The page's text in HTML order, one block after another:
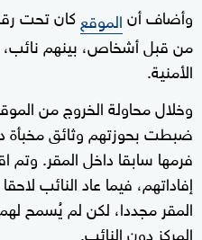
وأضاف أنالموقعكان تحت
من قبل أشخاص، بينهم نائب،
الأمنية.
وخلال محاولة الخروج من
ضبطت بحوزتهم وثائق مخبأة
فرمها سابقا داخل المقر. وتم
إفاداتهم، فيما عاد النائب
المقر مجددا، لكن لم يُسمح
المركز دون النائب.